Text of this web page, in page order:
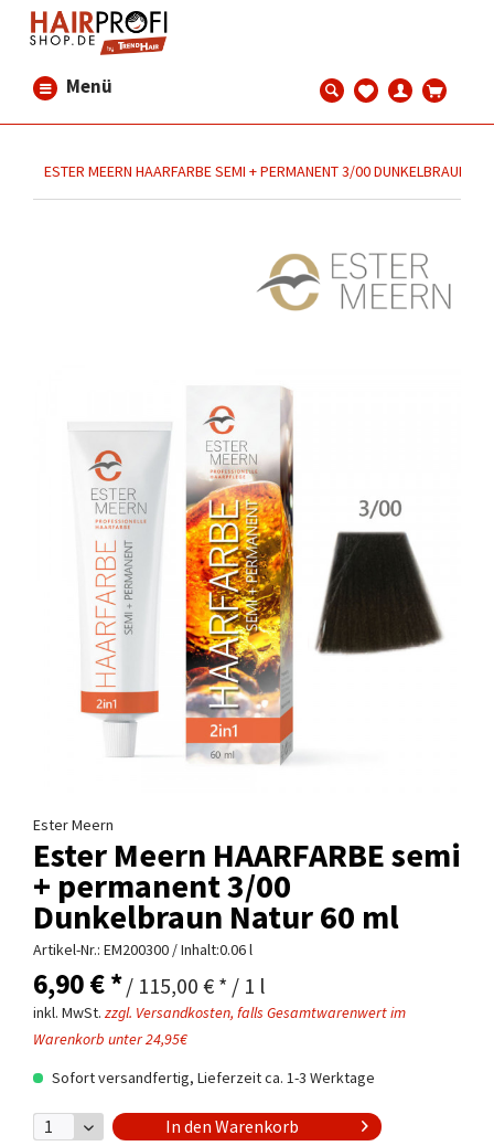
Menü
ESTER MEERN HAARFARBE SEMI + PERMANENT 3/00 DUNKELBRAUN
Ester Meern
Ester Meern HAARFARBE semi
+ permanent 3/00
Dunkelbraun Natur 60 ml
Artikel-Nr.: EM200300 / Inhalt:0.06 l
6,90 € */ 115,00 € * / 1 l
inkl. MwSt. zzgl. Versandkosten, falls Gesamtwarenwert im
Warenkorb unter 24,95€
Sofort versandfertig, Lieferzeit ca. 1-3 Werktage
In den Warenkorb